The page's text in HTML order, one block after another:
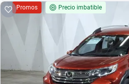
Promos Precio imbatible